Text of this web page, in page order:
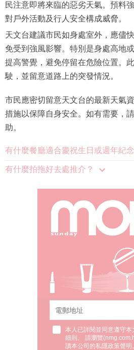
民注意即將來臨的惡劣天氣。預料
對戶外活動及行人安全構成威脅。
天文台建議市民如身處室外，應儘
免受到強風影響。特別是身處高地
提高警覺，避免停留在危險位置。
駛，並留意道路上的突發情況。
市民應密切留意天文台的最新天氣
措施以保障自身安全。如有需要，
助。
有什麼餐廳適合慶祝生日或週年紀
有什麼拍拖好去處推介？
本人已詳閱並同意遵守本
細則。 請瀏覽(
讀本公司的私隱政策聲明。